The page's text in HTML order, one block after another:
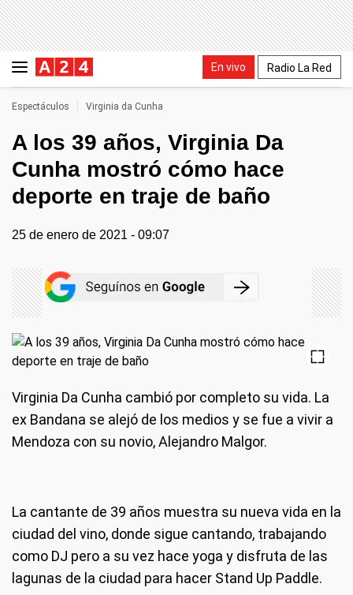
En vivo Radio La Red
Espectáculos Virginia da Cunha
A los 39 años, Virginia Da
Cunha mostró cómo hace
deporte en traje de baño
25 de enero de 2021 - 09:07
Virginia Da Cunha cambió por completo su vida. La
ex Bandana se alejó de los medios y se fue a vivir a
Mendoza con su novio, Alejandro Malgor.
La cantante de 39 años muestra su nueva vida en la
ciudad del vino, donde sigue cantando, trabajando
como DJ pero a su vez hace yoga y disfruta de las
lagunas de la ciudad para hacer Stand Up Paddle.